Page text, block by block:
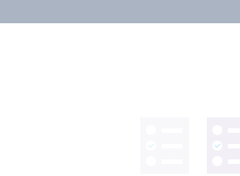
Rechte vorbehalten.